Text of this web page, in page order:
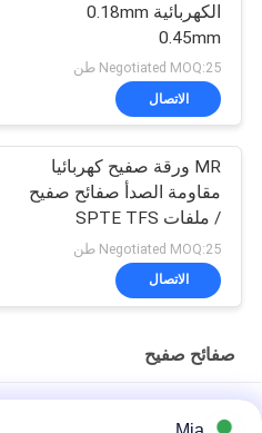
الكهربائية 0.18mm
0.45mm
Negotiated MOQ:25 طن
الاتصال
MR ورقة صفيح كهربائيا
مقاومة الصدأ صفائح صفيح
/ ملفات SPTE TFS
Negotiated MOQ:25 طن
الاتصال
صفائح صفيح